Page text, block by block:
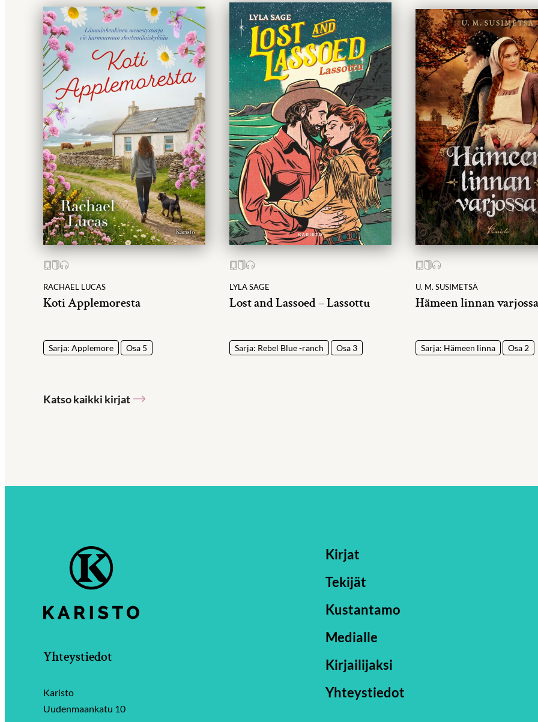
RACHAEL LUCAS
Koti Applemoresta
Sarja: Applemore Osa 5
LYLA SAGE
Lost and Lassoed – Lassottu
Sarja: Rebel Blue -ranch Osa 3
U. M. SUSIMETSÄ
Hämeen linnan varjossa
Sarja: Hämeen linna Osa 2
Katso kaikki kirjat
Yhteystiedot
Karisto
Uudenmaankatu 10
Kirjat
Tekijät
Kustantamo
Medialle
Kirjailijaksi
Yhteystiedot